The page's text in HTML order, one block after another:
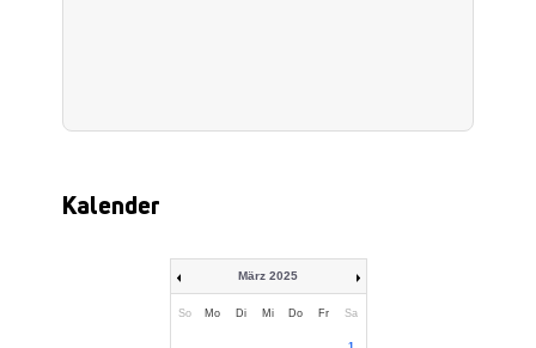
Kalender
März 2025
So Mo Di Mi Do Fr Sa